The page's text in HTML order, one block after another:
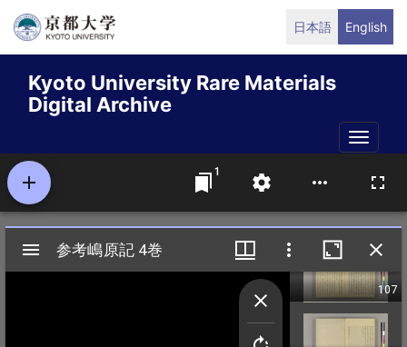
Skip
content
日本語 English
Kyoto University Rare Materials
Digital Archive
Toggle